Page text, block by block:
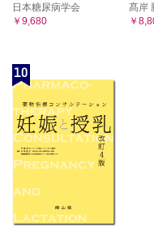
日本糖尿病学会
￥9,680
髙岸
￥
10